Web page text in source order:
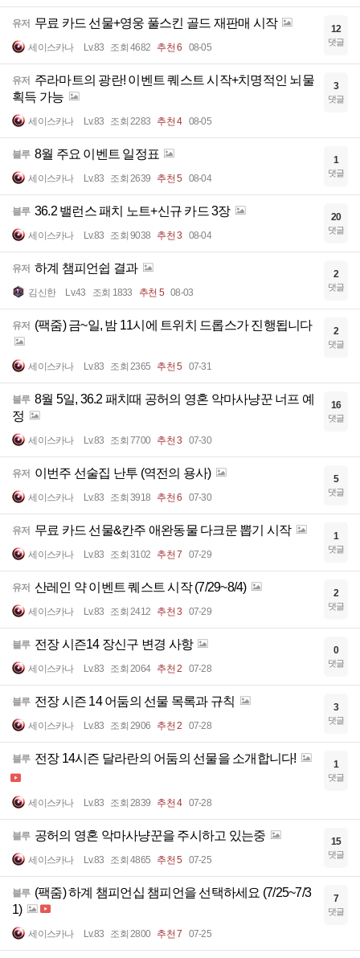
유저 무료 카드 선물+영웅 풀스킨 골드 재판매 시작
세이스카나 Lv.83 조회 4682 추천 6 08-05
12
댓글
유저 주라마트의 광란! 이벤트 퀘스트 시작+치명적인 뇌물
획득 가능
세이스카나 Lv.83 조회 2283 추천 4 08-05
3
댓글
블루 8월 주요 이벤트 일정표
세이스카나 Lv.83 조회 2639 추천 5 08-04
1
댓글
블루 36.2 밸런스 패치 노트+신규 카드 3장
세이스카나 Lv.83 조회 9038 추천 3 08-04
20
댓글
유저 하계 챔피언쉽 결과
김신한 Lv.43 조회 1833 추천 5 08-03
2
댓글
유저 (팩줌) 금~일, 밤 11시에 트위치 드롭스가 진행됩니다
세이스카나 Lv.83 조회 2365 추천 5 07-31
2
댓글
블루 8월 5일, 36.2 패치때 공허의 영혼 악마사냥꾼 너프 예
정
세이스카나 Lv.83 조회 7700 추천 3 07-30
16
댓글
유저 이번주 선술집 난투 (역전의 용사)
세이스카나 Lv.83 조회 3918 추천 6 07-30
5
댓글
유저 무료 카드 선물&칸주 애완동물 다크문 뽑기 시작
세이스카나 Lv.83 조회 3102 추천 7 07-29
1
댓글
유저 산레인 약 이벤트 퀘스트 시작 (7/29~8/4)
세이스카나 Lv.83 조회 2412 추천 3 07-29
2
댓글
블루 전장 시즌14 장신구 변경 사항
세이스카나 Lv.83 조회 2064 추천 2 07-28
0
댓글
블루 전장 시즌 14 어둠의 선물 목록과 규칙
세이스카나 Lv.83 조회 2906 추천 2 07-28
3
댓글
블루 전장 14시즌 달라란의 어둠의 선물을 소개합니다!
세이스카나 Lv.83 조회 2839 추천 4 07-28
1
댓글
블루 공허의 영혼 악마사냥꾼을 주시하고 있는중
세이스카나 Lv.83 조회 4865 추천 5 07-25
15
댓글
블루 (팩줌) 하계 챔피언십 챔피언을 선택하세요 (7/25~7/3
1)
세이스카나 Lv.83 조회 2800 추천 7 07-25
7
댓글